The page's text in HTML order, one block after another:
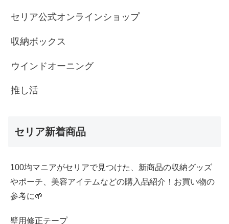
セリア公式オンラインショップ
収納ボックス
ウインドオーニング
推し活
セリア新着商品
100均マニアがセリアで見つけた、新商品の収納グッズ
やポーチ、美容アイテムなどの購入品紹介！お買い物の
参考に🌱
壁用修正テープ